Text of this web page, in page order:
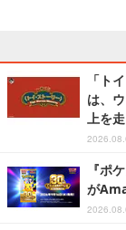
「ト
は、
上を
『ポ
が